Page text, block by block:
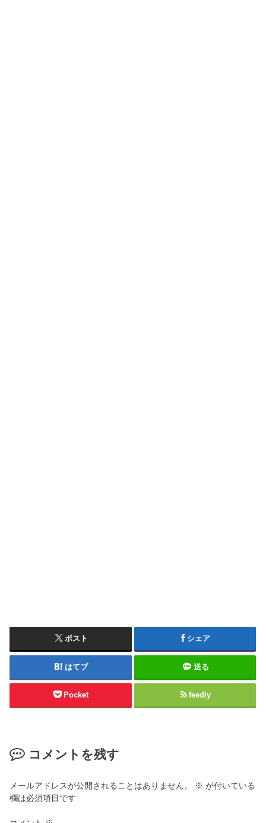
ポスト シェア
はてブ 送る
Pocket feedly
コメントを残す
メールアドレスが公開されることはありません。 ※ が付いている
欄は必須項目です